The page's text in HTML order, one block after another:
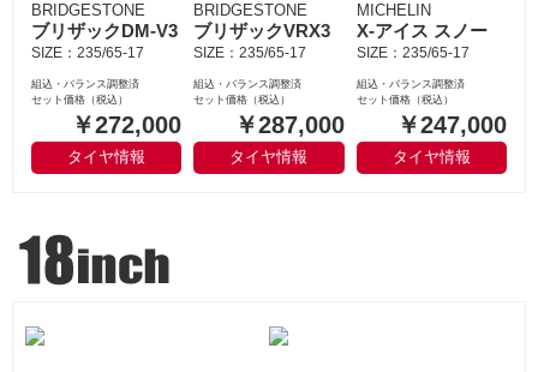
BRIDGESTONE
ブリザックDM-V3
SIZE：235/65-17
組込・バランス調整済
セット価格（税込）
￥272,000
タイヤ情報
BRIDGESTONE
ブリザックVRX3
SIZE：235/65-17
組込・バランス調整済
セット価格（税込）
￥287,000
タイヤ情報
MICHELIN
X-アイス スノー
SIZE：235/65-17
組込・バランス調整済
セット価格（税込）
￥247,000
タイヤ情報